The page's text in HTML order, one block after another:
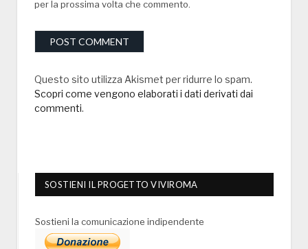
per la prossima volta che commento.
Questo sito utilizza Akismet per ridurre lo spam.
Scopri come vengono elaborati i dati derivati dai
commenti.
SOSTIENI IL PROGETTO VIVIROMA
Sostieni la comunicazione indipendente